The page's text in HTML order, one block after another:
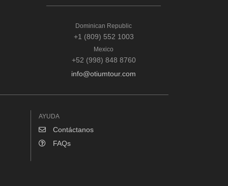
Dominican Republic
+1 (809) 552 1003
Mexico
+52 (998) 848 8760
info@otiumtour.com
AYUDA
Contáctanos
FAQs